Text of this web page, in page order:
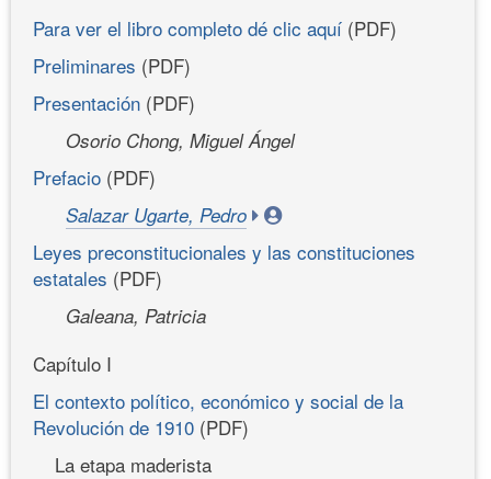
Para ver el libro completo dé clic aquí (PDF)
Preliminares (PDF)
Presentación (PDF)
Osorio Chong, Miguel Ángel
Prefacio (PDF)
Salazar Ugarte, Pedro
Leyes preconstitucionales y las constituciones
estatales (PDF)
Galeana, Patricia
Capítulo I
El contexto político, económico y social de la
Revolución de 1910 (PDF)
La etapa maderista